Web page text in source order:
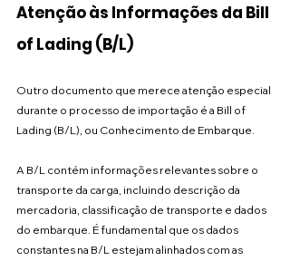
Atenção às Informações da Bill
of Lading (B/L)
Outro documento que merece atenção especial
durante o processo de importação é a Bill of
Lading (B/L), ou Conhecimento de Embarque.
A B/L contém informações relevantes sobre o
transporte da carga, incluindo descrição da
mercadoria, classificação de transporte e dados
do embarque. É fundamental que os dados
constantes na B/L estejam alinhados com as